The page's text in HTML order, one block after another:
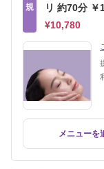
規
リ 約70分
¥10,780
メニューを